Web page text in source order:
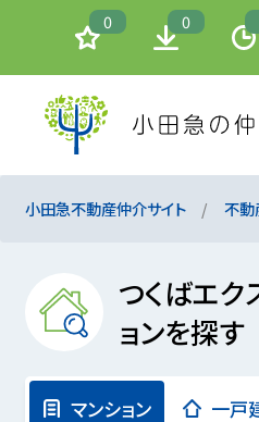
0 0
小田急不動産仲介サイト 不動
つくばエク
ョンを探
マンション 一戸